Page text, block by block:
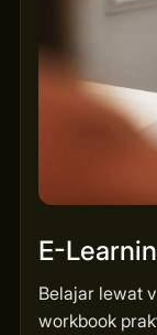
E-
Belajar lewat
workbook